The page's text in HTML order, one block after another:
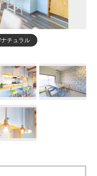
ナチュラル